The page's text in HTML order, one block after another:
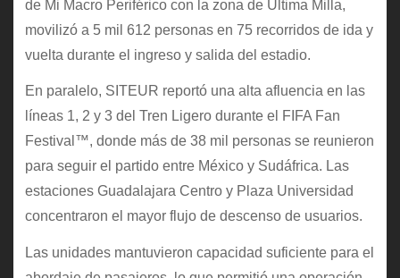
de Mi Macro Periférico con la zona de Última Milla,
movilizó a 5 mil 612 personas en 75 recorridos de ida y
vuelta durante el ingreso y salida del estadio.
En paralelo, SITEUR reportó una alta afluencia en las
líneas 1, 2 y 3 del Tren Ligero durante el FIFA Fan
Festival™, donde más de 38 mil personas se reunieron
para seguir el partido entre México y Sudáfrica. Las
estaciones Guadalajara Centro y Plaza Universidad
concentraron el mayor flujo de descenso de usuarios.
Las unidades mantuvieron capacidad suficiente para el